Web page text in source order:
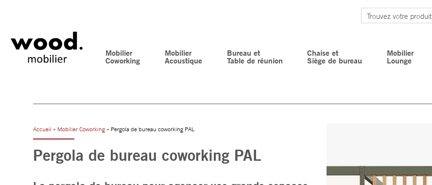
Mobilier
Coworking
Mobilier
Acoustique
Bureau et
Table de réunion
Chaise et
Siège de bureau
Mobilier
Lounge
Accueil » Mobilier Coworking» Pergola de bureau coworking PAL
Pergola de bureau coworking PAL